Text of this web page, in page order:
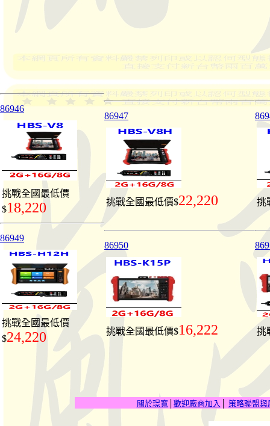
86946
挑戰全國最低價
$18,220
86947
挑戰全國最低價$22,220 挑
86949
挑戰全國最低價
$24,220
86950
挑戰全國最低價$16,222 挑
關於璟寬│ 歡迎廠商加入 策略聯盟與